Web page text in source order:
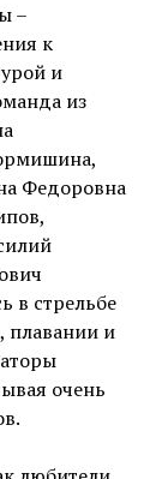
–
к
и
из
Федоровна
в стрельбе
плавании и
очень